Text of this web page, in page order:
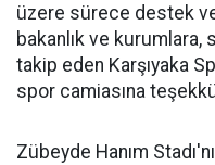
üzere sürece destek
bakanlık ve kurumlara,
takip eden Karşıyaka
spor camiasına
Zübeyde Hanım